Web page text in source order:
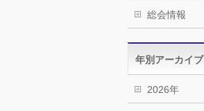
総会情報
年別アーカイブ
2026年